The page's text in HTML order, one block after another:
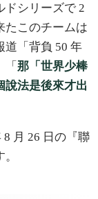
ドシリーズで 2
たこのチームは
道「背負 50 年
那「世界少棒
說法是後來才出
月 26 日の『聯